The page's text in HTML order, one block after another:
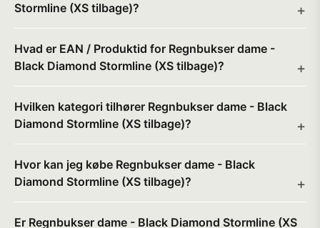
Stormline (XS tilbage)?
Hvad er EAN / Produktid for Regnbukser dame -
Black Diamond Stormline (XS tilbage)?
Hvilken kategori tilhører Regnbukser dame - Black
Diamond Stormline (XS tilbage)?
Hvor kan jeg købe Regnbukser dame - Black
Diamond Stormline (XS tilbage)?
Er Regnbukser dame - Black Diamond Stormline (XS